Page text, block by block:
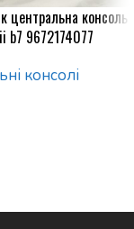
центральна консоль
b7 9672174077
консолі